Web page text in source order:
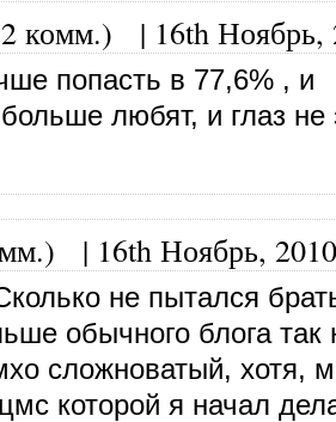
комм.) | 16th Ноябрь,
попасть в 77,6% , и
любят, и глаз
| 16th Ноябрь, 2010
не пытался
обычного блога так
сложноватый, хотя,
которой я начал